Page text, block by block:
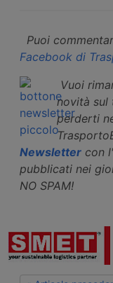
Puoi
Facebook di
Vuoi
novità sul
perderti
Newsletter con
pubblicati nei
NO SPAM!